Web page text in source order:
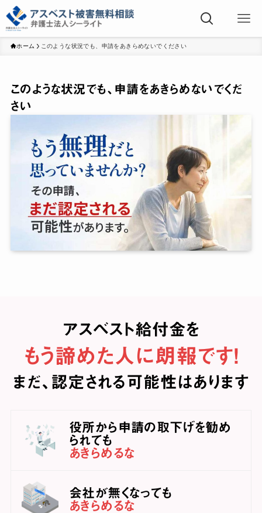
ホーム このような状況でも、申請をあきらめないでください
このような状況でも、申請をあきらめないでくだ
さい
アスベスト給付金を
もう諦めた人に朗報です！
まだ、認定される可能性はあります
役所から申請の取下げを勧め
られても
あきらめるな
会社が無くなっても
あきらめるな